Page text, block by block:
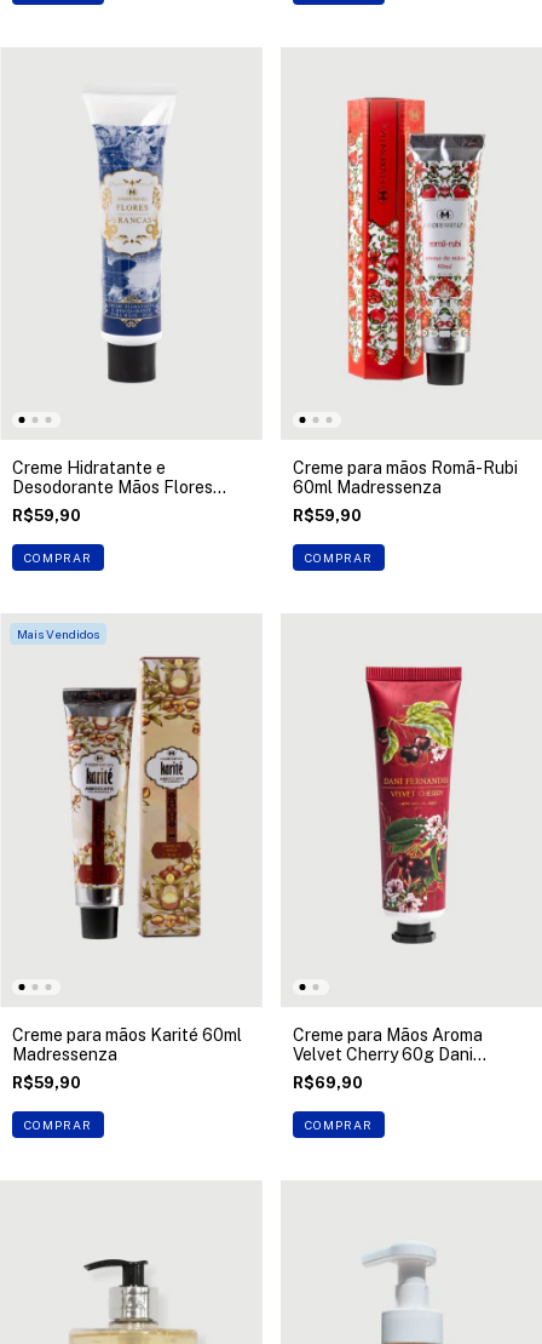
Creme Hidratante e
Desodorante Mãos Flores
Brancas 60ml Madressenza
R$59,90
COMPRAR
Creme para mãos Romã-Rubi
60ml Madressenza
R$59,90
COMPRAR
Mais Vendidos
Creme para mãos Karité 60ml
Madressenza
R$59,90
COMPRAR
Creme para Mãos Aroma
Velvet Cherry 60g Dani
Fernandes
R$69,90
COMPRAR